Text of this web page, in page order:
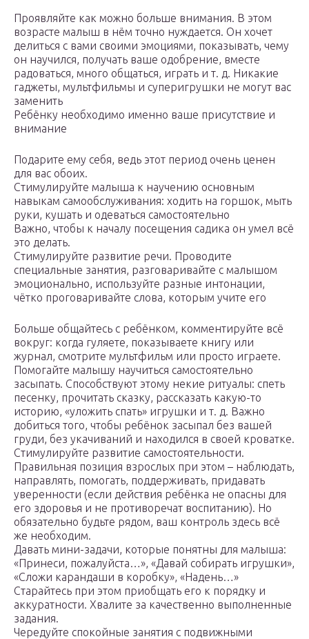
Проявляйте как можно больше внимания. В этом
возрасте малыш в нём точно нуждается. Он хочет
делиться с вами своими эмоциями, показывать, чему
он научился, получать ваше одобрение, вместе
радоваться, много общаться, играть и т. д. Никакие
гаджеты, мультфильмы и суперигрушки не могут вас
заменить
Ребёнку необходимо именно ваше присутствие и
внимание
Подарите ему себя, ведь этот период очень ценен
для вас обоих.
Стимулируйте малыша к научению основным
навыкам самообслуживания: ходить на горшок, мыть
руки, кушать и одеваться самостоятельно
Важно, чтобы к началу посещения садика он умел всё
это делать.
Стимулируйте развитие речи. Проводите
специальные занятия, разговаривайте с малышом
эмоционально, используйте разные интонации,
чётко проговаривайте слова, которым учите его
Больше общайтесь с ребёнком, комментируйте всё
вокруг: когда гуляете, показываете книгу или
журнал, смотрите мультфильм или просто играете.
Помогайте малышу научиться самостоятельно
засыпать. Способствуют этому некие ритуалы: спеть
песенку, прочитать сказку, рассказать какую-то
историю, «уложить спать» игрушки и т. д. Важно
добиться того, чтобы ребёнок засыпал без вашей
груди, без укачиваний и находился в своей кроватке.
Стимулируйте развитие самостоятельности.
Правильная позиция взрослых при этом – наблюдать,
направлять, помогать, поддерживать, придавать
уверенности (если действия ребёнка не опасны для
его здоровья и не противоречат воспитанию). Но
обязательно будьте рядом, ваш контроль здесь всё
же необходим.
Давать мини-задачи, которые понятны для малыша:
«Принеси, пожалуйста…», «Давай собирать игрушки»,
«Сложи карандаши в коробку», «Надень…»
Старайтесь при этом приобщать его к порядку и
аккуратности. Хвалите за качественно выполненные
задания.
Чередуйте спокойные занятия с подвижными